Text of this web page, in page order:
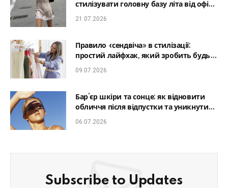
стилізувати головну базу літа від офісу
до романтичної вечері
21.07.2026
Правило «сендвіча» в стилізації:
простий лайфхак, який зробить будь-
який образ гармонійним
09.07.2026
Бар’єр шкіри та сонце: як відновити
обличчя після відпустки та уникнути
фотостаріння
06.07.2026
Subscribe to Updates